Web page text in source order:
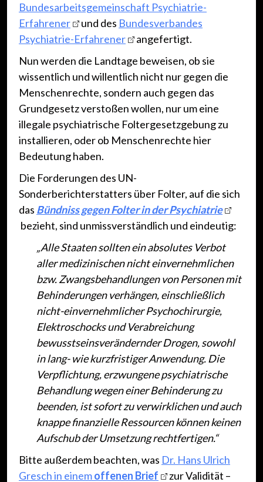
Bundesarbeitsgemeinschaft Psychiatrie-
Erfahrener
und des Bundesverbandes
Psychiatrie-Erfahrener
angefertigt.
Nun werden die Landtage beweisen, ob sie
wissentlich und willentlich nicht nur gegen die
Menschenrechte, sondern auch gegen das
Grundgesetz verstoßen wollen, nur um eine
illegale psychiatrische Foltergesetzgebung zu
installieren, oder ob Menschenrechte hier
Bedeutung haben.
Die Forderungen des UN-
Sonderberichterstatters über Folter, auf die sich
das Bündniss gegen Folter in der Psychiatrie
bezieht, sind unmissverständlich und eindeutig:
„Alle Staaten sollten ein absolutes Verbot
aller medizinischen nicht einvernehmlichen
bzw. Zwangsbehandlungen von Personen mit
Behinderungen verhängen, einschließlich
nicht-einvernehmlicher Psychochirurgie,
Elektroschocks und Verabreichung
bewusstseinsverändernder Drogen, sowohl
in lang- wie kurzfristiger Anwendung. Die
Verpflichtung, erzwungene psychiatrische
Behandlung wegen einer Behinderung zu
beenden, ist sofort zu verwirklichen und auch
knappe finanzielle Ressourcen können keinen
Aufschub der Umsetzung rechtfertigen.“
Bitte außerdem beachten, was Dr. Hans Ulrich
Gresch in einemoffenen Brief zur Validität –